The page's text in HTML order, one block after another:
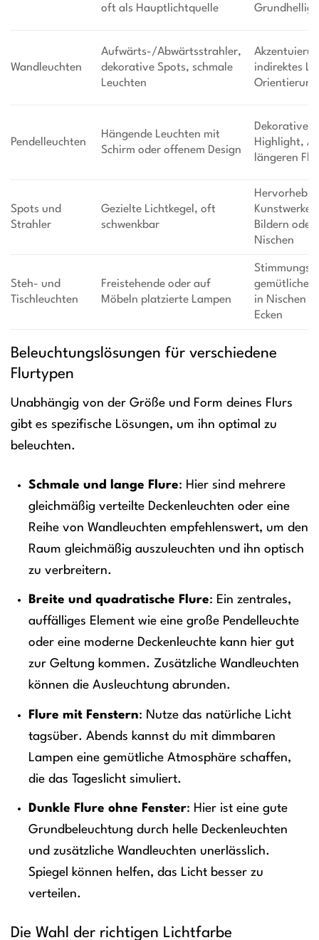
oft als Hauptlichtquelle
Wandleuchten
Aufwärts-/Abwärtsstrahler,
dekorative Spots, schmale
Leuchten
indirektes
Orientierung
Pendelleuchten
Hängende Leuchten mit
Schirm oder offenem Design
Dekoratives
Highlight,
längeren
Spots und
Strahler
Gezielte Lichtkegel, oft
schwenkbar
Bildern oder
Nischen
Steh- und
Tischleuchten
Freistehende oder auf
Möbeln platzierte Lampen
gemütliche
in Nischen
Ecken
Beleuchtungslösungen für verschiedene
Flurtypen
Unabhängig von der Größe und Form deines Flurs
gibt es spezifische Lösungen, um ihn optimal zu
beleuchten.
Schmale und lange Flure: Hier sind mehrere
gleichmäßig verteilte Deckenleuchten oder eine
Reihe von Wandleuchten empfehlenswert, um den
Raum gleichmäßig auszuleuchten und ihn optisch
zu verbreitern.
Breite und quadratische Flure: Ein zentrales,
auffälliges Element wie eine große Pendelleuchte
oder eine moderne Deckenleuchte kann hier gut
zur Geltung kommen. Zusätzliche Wandleuchten
können die Ausleuchtung abrunden.
Flure mit Fenstern: Nutze das natürliche Licht
tagsüber. Abends kannst du mit dimmbaren
Lampen eine gemütliche Atmosphäre schaffen,
die das Tageslicht simuliert.
Dunkle Flure ohne Fenster: Hier ist eine gute
Grundbeleuchtung durch helle Deckenleuchten
und zusätzliche Wandleuchten unerlässlich.
Spiegel können helfen, das Licht besser zu
verteilen.
Die Wahl der richtigen Lichtfarbe